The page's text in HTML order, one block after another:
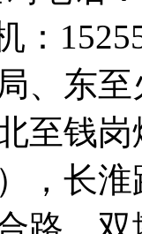
：
、东
至钱
，长